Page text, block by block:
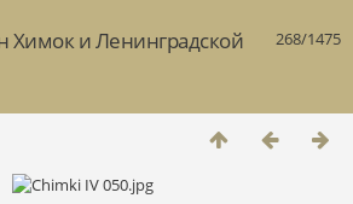
268/1475
Химок и Ленинградской